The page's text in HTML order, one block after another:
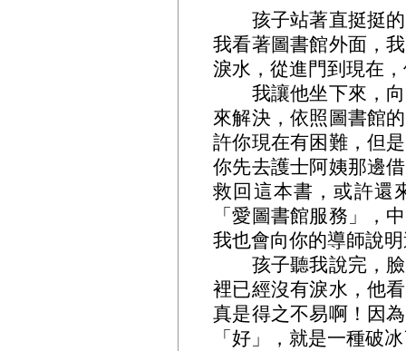
孩子站著直挺挺的
我看著圖書館外面，
淚水，從進門到現在
我讓他坐下來，向
來解決，依照圖書館
許你現在有困難，但
你先去護士阿姨那邊
救回這本書，或許還
「愛圖書館服務」，
我也會向你的導師說
孩子聽我說完，臉
裡已經沒有淚水，他
真是得之不易啊！因
「好」，就是一種破